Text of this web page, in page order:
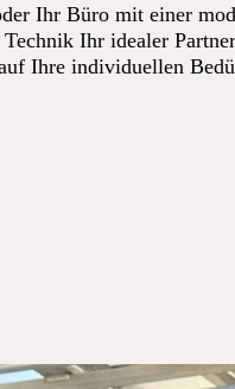
Ihr Büro mit einer
Ihr idealer
Ihre individuellen